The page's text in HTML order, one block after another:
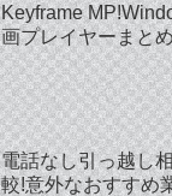
Keyframe
画プレイヤーまと
電話なし引っ越し
較!意外なおすすめ